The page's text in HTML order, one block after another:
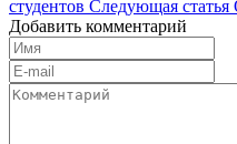
студентов Следующая статья
Добавить комментарий